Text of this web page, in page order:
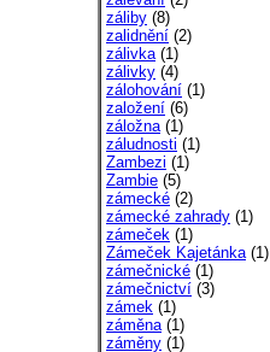
záliby (8)
zalidnění (2)
zálivka(1)
zálivky (4)
zálohování (1)
založení (6)
záložna(1)
záludnosti (1)
Zambezi (1)
Zambie (5)
zámecké (2)
zámecké zahrady (1)
zámeček (1)
Zámeček Kajetánka(1)
zámečnické (1)
zámečnictví (3)
zámek (1)
záměna(1)
záměny (1)